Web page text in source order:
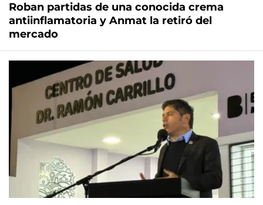
Roban partidas de una conocida crema
antiinflamatoria y Anmat la retiró del
mercado